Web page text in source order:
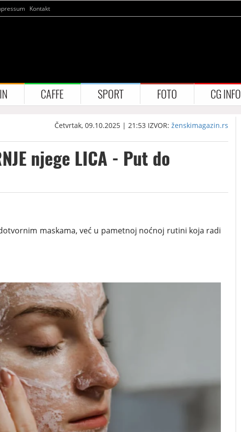
Kontakt
CAFFE SPORT FOTO CG INFO
Četvrtak, 09.10.2025 | 21:53 IZVOR:ženskimagazin.rs
njege LICA - Put do
maskama, već u pametnoj noćnoj rutini koja radi